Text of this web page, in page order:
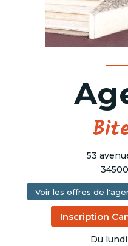
53
Voir les offres de
Inscription
Du